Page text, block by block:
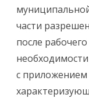
части
после
с приложением